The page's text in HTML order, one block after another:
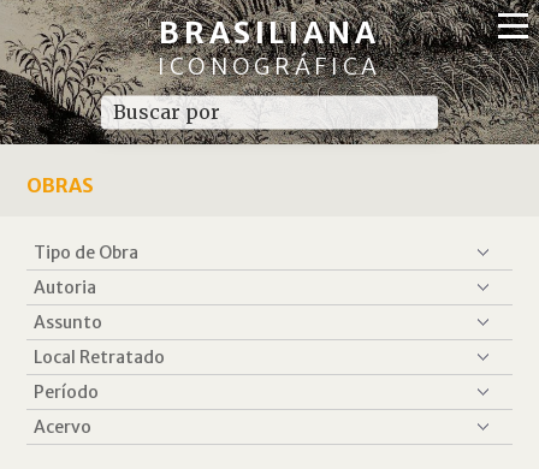
BRASILIANA
ICONOGRÁFICA
OBRAS